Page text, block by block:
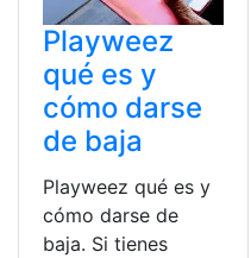
Playweez
qué es y
cómo darse
de baja
Playweez qué es y
cómo darse de
baja. Si tienes